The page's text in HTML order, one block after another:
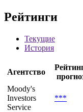
Рейтинги
Текущие
История
Агентство
Moody's
Investors
Service
***